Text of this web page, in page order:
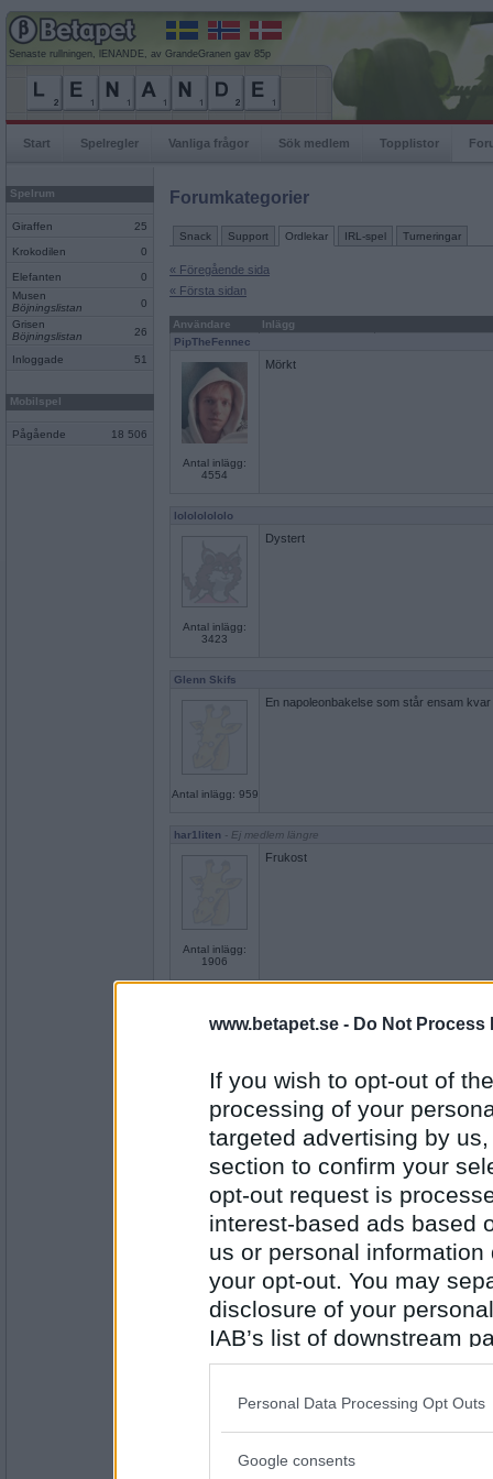
www.betapet.se - Do Not Process
If you wish to opt-out of
processing of your
targeted advertising by
section to confirm your
opt-out request is
interest-based ads based
us or personal
your opt-out. You may
disclosure of your
IAB’s list of downstream
also be disclosed by us
Downstream Participants
Please note that this
Personal Data Processing Opt Outs
Google consents
Senaste rullningen, lENANDE, av GrandeGranen gav 85p
Start Spelregler Vanliga frågor Sök medlem Topplistor
Spelrum
Giraffen 25
Krokodilen 0
Elefanten
0
Musen
Böjningslistan
0
Grisen
Böjningslistan
26
Inloggade 51
Mobilspel
Pågående 18 506
Forumkategorier
Snack Support Ordlekar IRL-spel Turneringar
« Föregående sida
« Första sidan
Användare
Inlägg
PipTheFennec
Antal inlägg:
4554
Mörkt
lolololololo
Antal inlägg:
3423
Dystert
Glenn Skifs
Antal inlägg: 959
En napoleonbakelse som står ensam
har1liten - Ej medlem längre
Antal inlägg:
1906
Frukost
Antal inlägg:
22535
Kaffe
Lillie_19- Ej medlem längre
Antal inlägg:
1999
Te
har1liten- Ej medlem längre
Antal inlägg:
Påse